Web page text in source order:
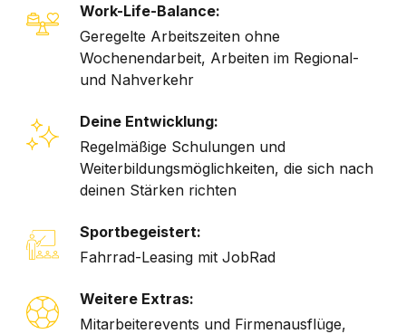
Work-Life-Balance:
Geregelte Arbeitszeiten ohne
Wochenendarbeit, Arbeiten im Regional-
und Nahverkehr
Deine Entwicklung:
Regelmäßige Schulungen und
Weiterbildungsmöglichkeiten, die sich nach
deinen Stärken richten
Sportbegeistert:
Fahrrad-Leasing mit JobRad
Weitere Extras:
Mitarbeiterevents und Firmenausflüge,